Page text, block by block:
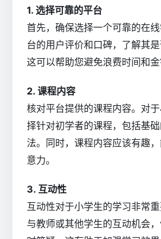
1. 选择可靠的平台
首先，确保选择一个可靠的在
台的用户评价和口碑，了解其是
这可以帮助您避免浪费时间和金
2. 课程内容
核对平台提供的课程内容。对
择针对初学者的课程，包括基
法。同时，课程内容应该有趣
意力。
3. 互动性
互动性对于小学生的学习非常
与教师或其他学生的互动机会